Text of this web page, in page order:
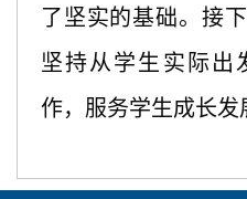
了坚实的基础。接
坚持从学生实际出
作，服务学生成长发